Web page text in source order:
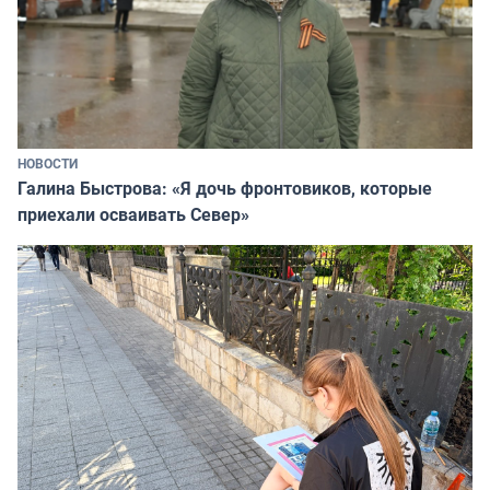
НОВОСТИ
Галина Быстрова: «Я дочь фронтовиков, которые
приехали осваивать Север»